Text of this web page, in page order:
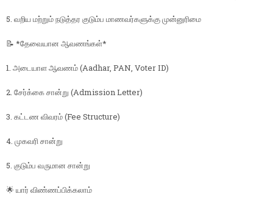
5. வறிய மற்றும் நடுத்தர குடும்ப மாணவர்களுக்கு முன்னுரிமை
📝 *தேவையான ஆவணங்கள்*
1. அடையாள ஆவணம் (Aadhar, PAN, Voter ID)
2. சேர்க்கை சான்று (Admission Letter)
3. கட்டண விவரம் (Fee Structure)
4. முகவரி சான்று
5. குடும்ப வருமான சான்று
🌟 யார் விண்ணப்பிக்கலாம்